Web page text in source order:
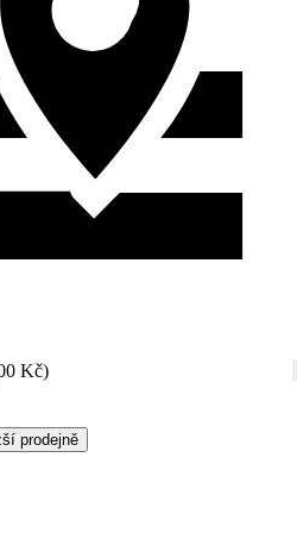
Kč)
prodejně